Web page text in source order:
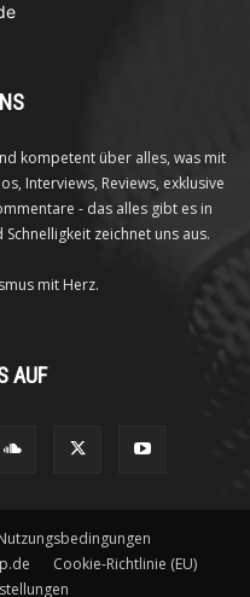
kompetent über alles, was mit
Interviews, Reviews, exklusive
- das alles gibt es in
zeichnet uns aus.
mit Herz.
AUF
Cookie-Richtlinie (EU)